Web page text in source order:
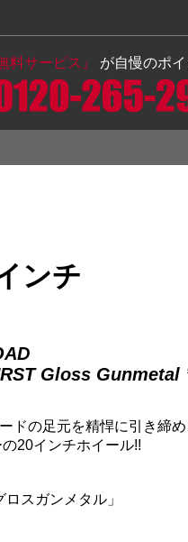
料サービス』 が自慢のポ
ンチ
Gloss Gunmetal
ドの足元を精悍に引き締
20インチホイール!!
スガンメタル」